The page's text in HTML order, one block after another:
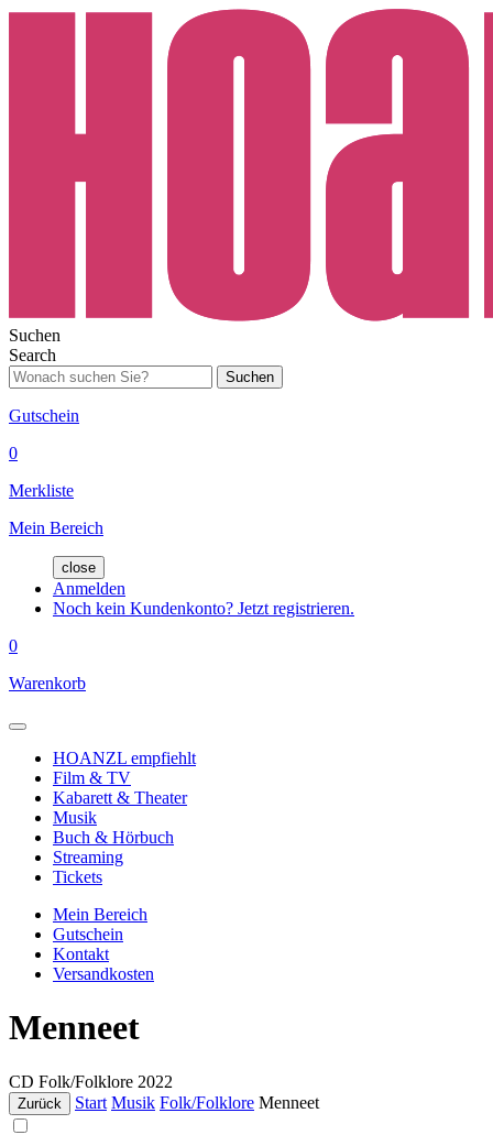
Suchen
Search
Suchen
Gutschein
0
Merkliste
Mein Bereich
close
Anmelden
Noch kein Kundenkonto? Jetzt registrieren.
0
Warenkorb
HOANZL empfiehlt
Film & TV
Kabarett & Theater
Musik
Buch & Hörbuch
Streaming
Tickets
Mein Bereich
Gutschein
Kontakt
Versandkosten
Menneet
CD Folk/Folklore 2022
Zurück Start Musik Folk/Folklore Menneet